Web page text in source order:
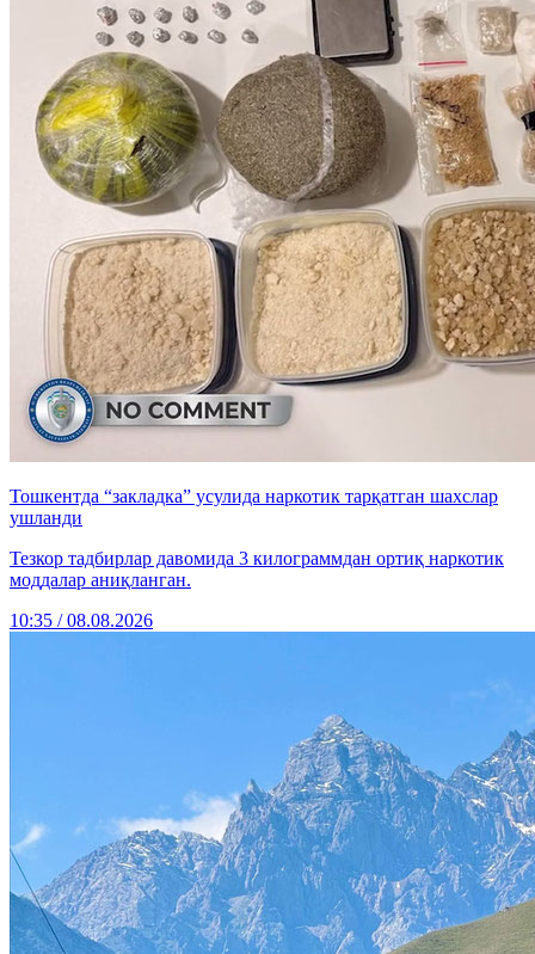
Тошкентда “закладка” усулида наркотик тарқатган шахслар
ушланди
Тезкор тадбирлар давомида 3 килограммдан ортиқ наркотик
моддалар аниқланган.
10:35 / 08.08.2026